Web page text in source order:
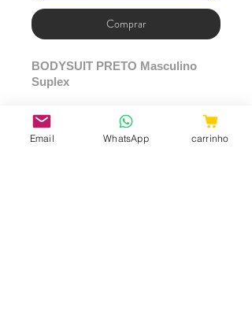
Comprar
BODYSUIT PRETO Masculino
Suplex
TECIDO SUPLEX
92% POLIÉSTER E 8%
Email WhatsApp carrinho